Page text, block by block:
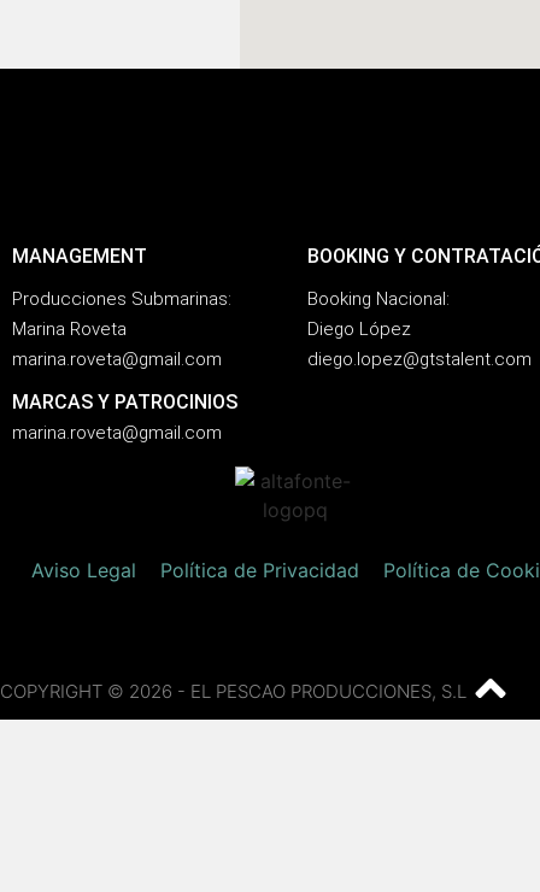
MANAGEMENT
Producciones Submarinas:
Marina Roveta
marina.roveta@gmail.com
MARCAS Y PATROCINIOS
marina.roveta@gmail.com
BOOKING Y
Booking Nacional:
Diego López
diego.lopez@gtstalent.com
Aviso Legal Política de Privacidad Política de
COPYRIGHT © 2026 - EL PESCAO PRODUCCIONES, S.L